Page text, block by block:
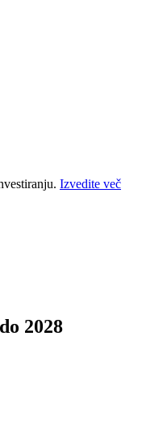
Izvedite več
2028